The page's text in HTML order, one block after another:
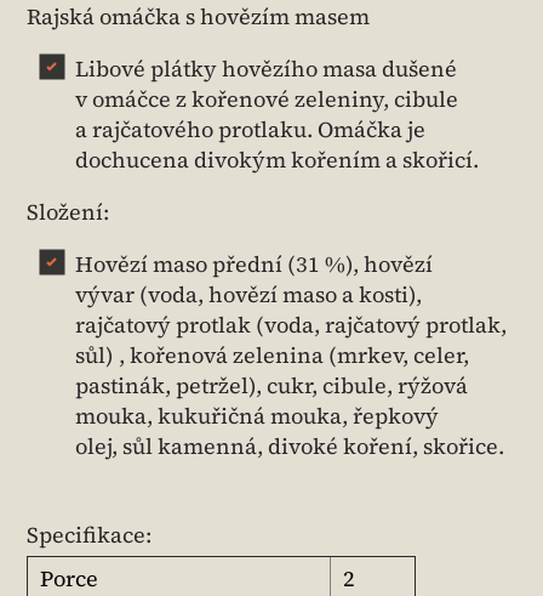
Rajská omáčka s hovězím masem​
Libové plátky hovězího masa dušené
v omáčce z kořenové zeleniny, cibule
a rajčatového protlaku. Omáčka je
dochucena divokým kořením a skořicí.
Složení:
Hovězí maso přední (31 %), hovězí
vývar (voda, hovězí maso a kosti),
rajčatový protlak (voda, rajčatový protlak,
sůl) , kořenová zelenina (mrkev, celer,
pastinák, petržel), cukr, cibule, rýžová
mouka, kukuřičná mouka, řepkový
olej, sůl kamenná, divoké koření, skořice.
Specifikace:
Porce
2